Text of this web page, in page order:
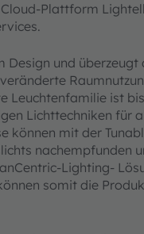
Plattform
und überzeugt
Leuchtenfamilie ist
Lichttechniken für
können mit der
nachempfunden
Lighting-
somit die